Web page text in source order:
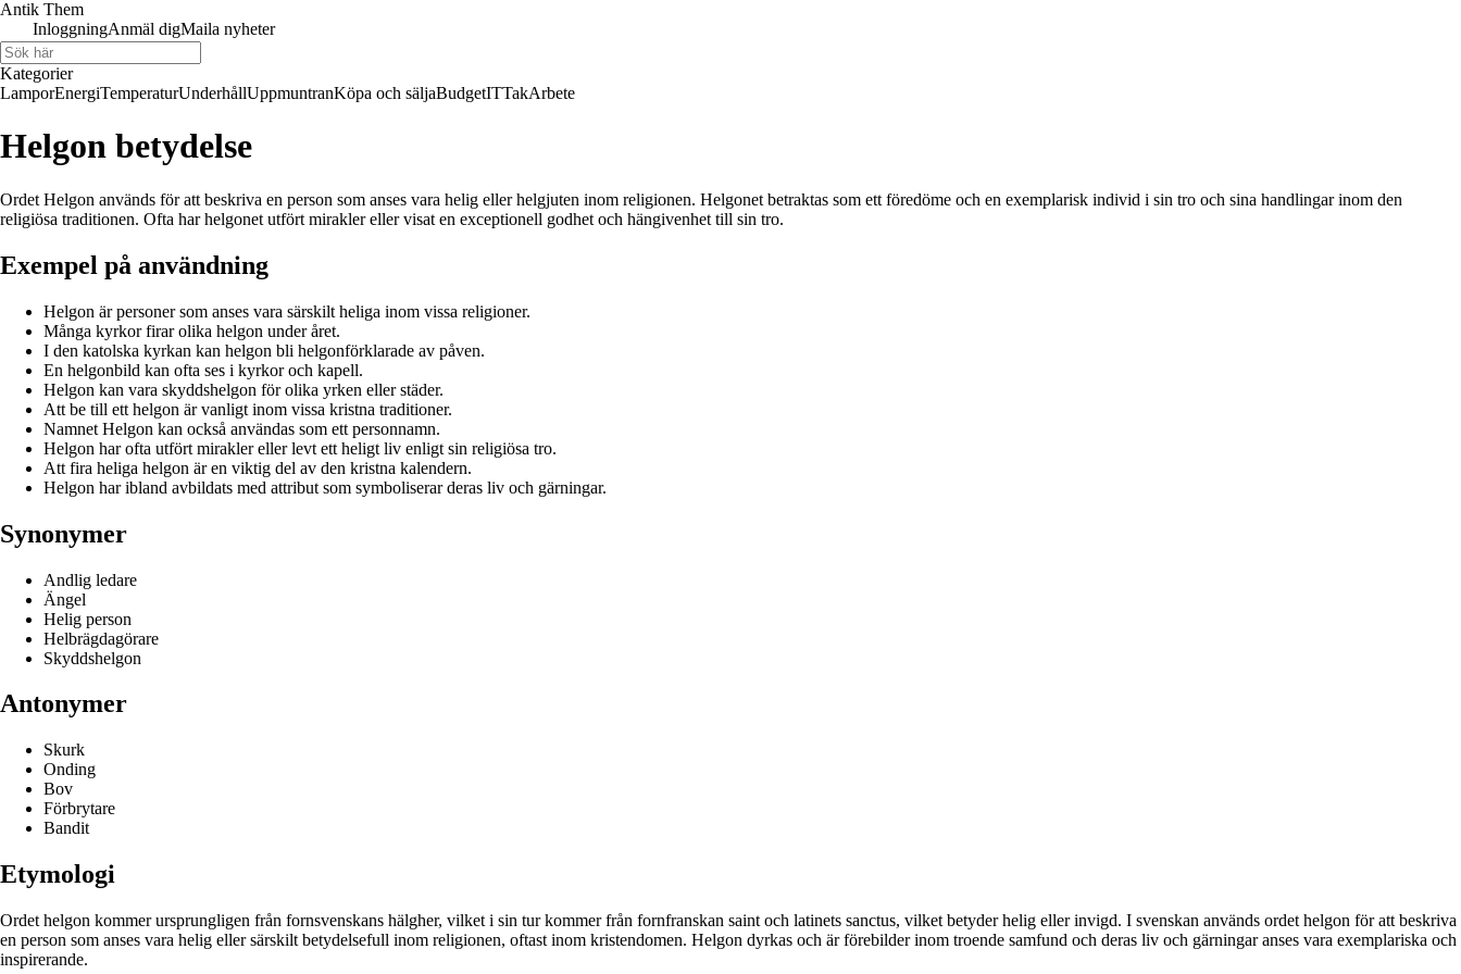
Antik Them
InloggningAnmäl digMaila nyheter
Kategorier
LamporEnergiTemperaturUnderhållUppmuntranKöpa och säljaBudgetITTakArbete
Helgon betydelse
Ordet Helgon används för att beskriva en person som anses vara helig eller helgjuten inom religionen. Helgonet betraktas som ett föredöme och en exemplarisk individ i sin tro och sina handlingar inom den
religiösa traditionen. Ofta har helgonet utfört mirakler eller visat en exceptionell godhet och hängivenhet till sin tro.
Exempel på användning
Helgon är personer som anses vara särskilt heliga inom vissa religioner.
Många kyrkor firar olika helgon under året.
I den katolska kyrkan kan helgon bli helgonförklarade av påven.
En helgonbild kan ofta ses i kyrkor och kapell.
Helgon kan vara skyddshelgon för olika yrken eller städer.
Att be till ett helgon är vanligt inom vissa kristna traditioner.
Namnet Helgon kan också användas som ett personnamn.
Helgon har ofta utfört mirakler eller levt ett heligt liv enligt sin religiösa tro.
Att fira heliga helgon är en viktig del av den kristna kalendern.
Helgon har ibland avbildats med attribut som symboliserar deras liv och gärningar.
Synonymer
Andlig ledare
Ängel
Helig person
Helbrägdagörare
Skyddshelgon
Antonymer
Skurk
Onding
Bov
Förbrytare
Bandit
Etymologi
Ordet helgon kommer ursprungligen från fornsvenskans hälgher, vilket i sin tur kommer från fornfranskan saint och latinets sanctus, vilket betyder helig eller invigd. I svenskan används ordet helgon för att beskriva
en person som anses vara helig eller särskilt betydelsefull inom religionen, oftast inom kristendomen. Helgon dyrkas och är förebilder inom troende samfund och deras liv och gärningar anses vara exemplariska och
inspirerande.